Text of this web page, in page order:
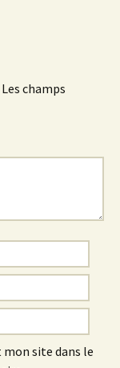
Les champs
site dans le